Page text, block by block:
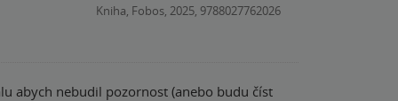
Kniha, Fobos, 2025, 9788027762026
abych nebudil pozornost (anebo budu číst